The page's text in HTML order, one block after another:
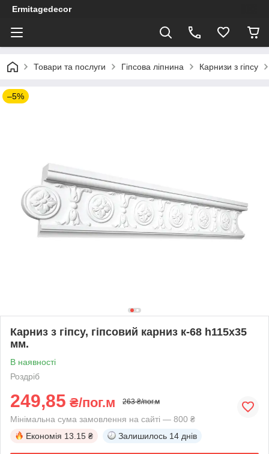
Ermitagedecor
Товари та послуги Гіпсова ліпнина Карнизи з гіпсу
–5%
Карниз з гіпсу, гіпсовий карниз к-68 һ115х35
мм.
В наявності
Роздріб
249,85 ₴/пог.м 263 ₴/пог.м
Мінімальна сума замовлення на сайті — 800 ₴
Економія 13.15 ₴ Залишилось 14 днів